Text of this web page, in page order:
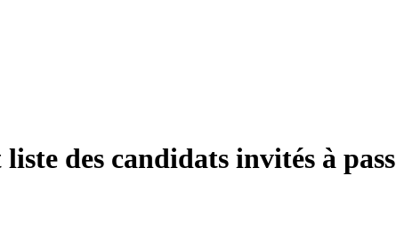
des candidats invités à pass